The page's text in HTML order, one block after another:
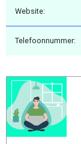
Website:
Telefoonnummer: